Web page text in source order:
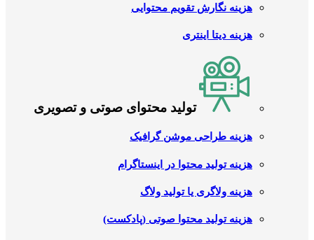
هزینه نگارش تقویم محتوایی
هزینه دیتا اینتری
تولید محتوای صوتی و تصویری
هزینه طراحی موشن گرافیک
هزینه تولید محتوا در اینستاگرام
هزینه ولاگری یا تولید ولاگ
هزینه تولید محتوا صوتی (پادکست)